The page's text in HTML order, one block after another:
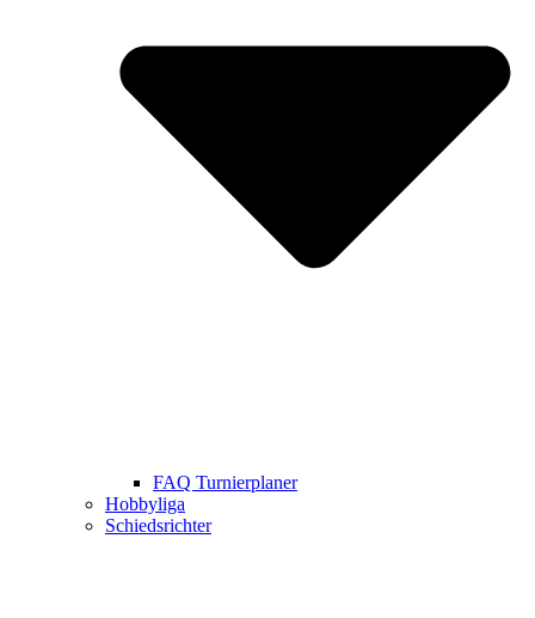
FAQ Turnierplaner
Hobbyliga
Schiedsrichter